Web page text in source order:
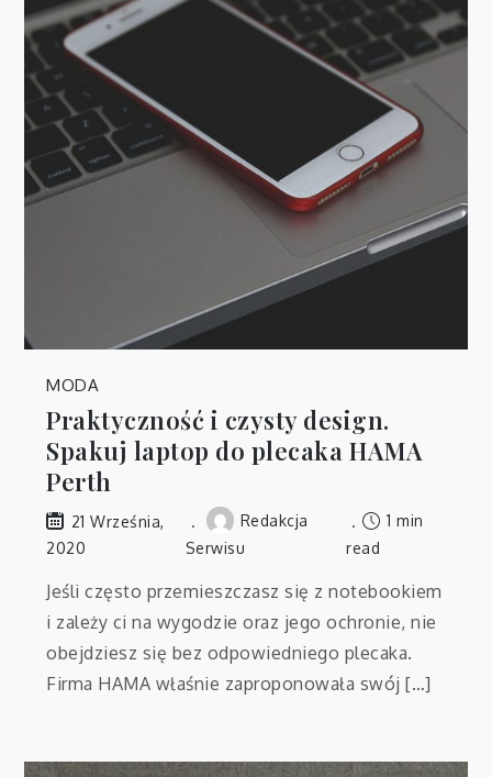
MODA
Praktyczność i czysty design.
Spakuj laptop do plecaka HAMA
Perth
21 Września,
2020
Redakcja
Serwisu
1 min
read
Jeśli często przemieszczasz się z notebookiem
i zależy ci na wygodzie oraz jego ochronie, nie
obejdziesz się bez odpowiedniego plecaka.
Firma HAMA właśnie zaproponowała swój […]